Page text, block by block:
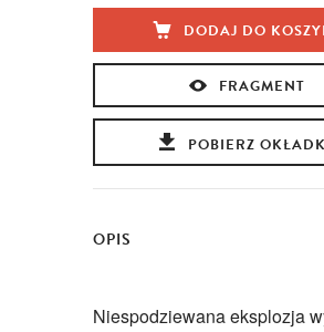
DODAJ DO
FRAGMENT
POBIERZ
OPIS
Niespodziewana eksplozja